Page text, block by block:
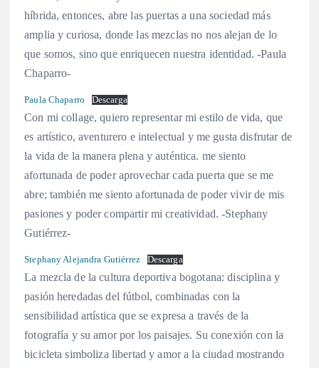
híbrida, entonces, abre las puertas a una sociedad más
amplia y curiosa, donde las mezclas no nos alejan de lo
que somos, sino que enriquecen nuestra identidad. -Paula
Chaparro-
Paula Chaparro Descarga
Con mi collage, quiero representar mi estilo de vida, que
es artístico, aventurero e intelectual y me gusta disfrutar de
la vida de la manera plena y auténtica. me siento
afortunada de poder aprovechar cada puerta que se me
abre; también me siento afortunada de poder vivir de mis
pasiones y poder compartir mi creatividad. -Stephany
Gutiérrez-
Stephany Alejandra Gutiérrez Descarga
La mezcla de la cultura deportiva bogotana: disciplina y
pasión heredadas del fútbol, combinadas con la
sensibilidad artística que se expresa a través de la
fotografía y su amor por los paisajes. Su conexión con la
bicicleta simboliza libertad y amor a la ciudad mostrando